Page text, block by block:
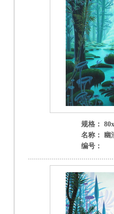
规格：
名称： 幽
编号：